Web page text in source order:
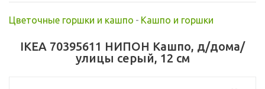
Цветочные горшки и кашпо - Кашпо и горшки
IKEA 70395611 НИПОН Кашпо, д/дома/
улицы серый, 12 см